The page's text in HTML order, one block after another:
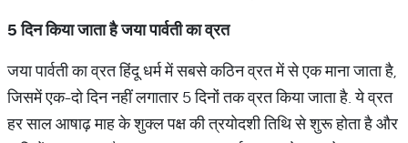
5दिनकियाजाताहैजयापार्वतीकाव्रत
जया पार्वती का व्रत हिंदू धर्म में सबसे कठिन व्रत में से एक माना जाता है,
जिसमें एक-दो दिन नहीं लगातार 5 दिनों तक व्रत किया जाता है. ये व्रत
हर साल आषाढ़ माह के शुक्ल पक्ष की त्रयोदशी तिथि से शुरू होता है और